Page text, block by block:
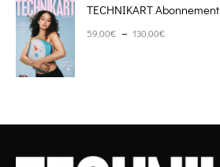
TECHNIKART Abonnement
59,00€ – 130,00€